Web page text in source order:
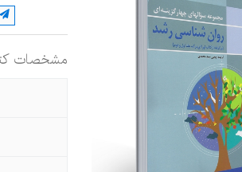
مشخصات